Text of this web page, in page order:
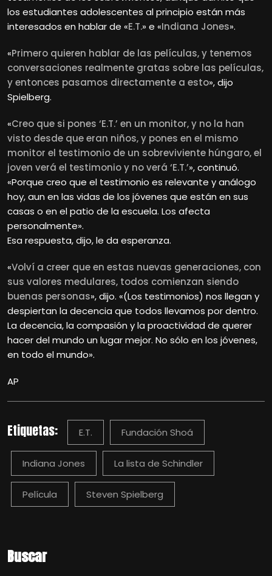
los estudiantes adolescentes al principio están más
interesados en hablar de «E.T.» e «Indiana Jones».
«Primero quieren hablar de las películas, y tenemos
conversaciones realmente gratas sobre las películas,
y entonces pasamos directamente a esto», dijo
Spielberg.
«Creo que si pones ‘E.T.’ en un monitor, y no la han
visto desde que eran niños, y pones en el mismo
monitor el testimonio de un sobreviviente húngaro, el
joven verá el testimonio y no verá ‘E.T.’», continuó.
«Porque creo que el testimonio es relevante y análogo
hoy, aun en las vidas de los jóvenes que están en sus
casas o en el patio de la escuela. Los afecta
personalmente».
Esa respuesta, dijo, le da esperanza.
«Volví a creer que en estas nuevas generaciones, con
sus valores medulares, todos comienzan siendo
buenas personas», dijo. «(Los testimonios) nos llegan y
despiertan la decencia que todos llevamos por dentro.
La decencia, la compasión y la proactividad de querer
hacer del mundo un lugar mejor. No sólo en los jóvenes,
en todo el mundo».
AP
Etiquetas: E.T. Fundación Shoá
Indiana Jones La lista de Schindler
Película Steven Spielberg
Buscar